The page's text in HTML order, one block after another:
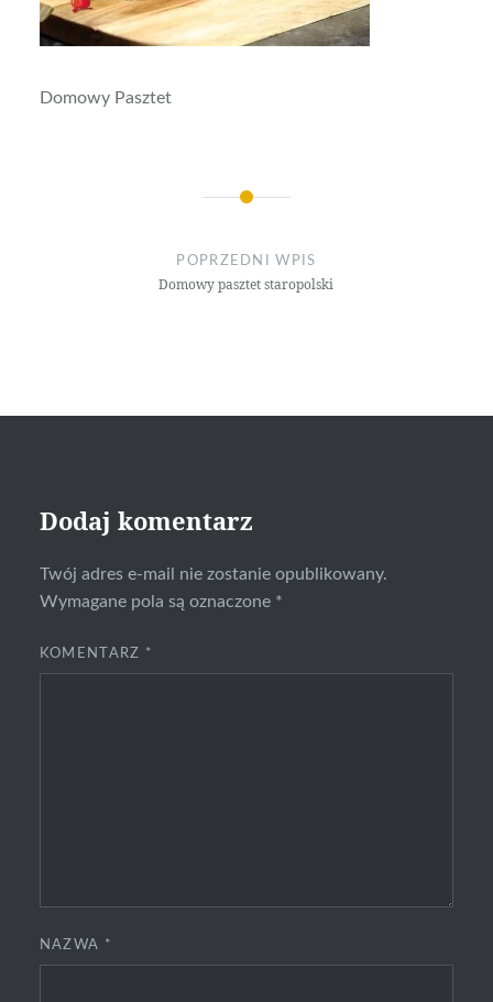
Domowy Pasztet
POPRZEDNI WPIS
Domowy pasztet staropolski
Dodaj komentarz
Twój adres e-mail nie zostanie opublikowany.
Wymagane pola są oznaczone *
KOMENTARZ *
NAZWA *